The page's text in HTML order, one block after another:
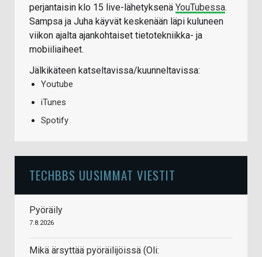
perjantaisin klo 15 live-lähetyksenä YouTubessa.
Sampsa ja Juha käyvät keskenään läpi kuluneen
viikon ajalta ajankohtaiset tietotekniikka- ja
mobiiliaiheet.
Jälkikäteen katseltavissa/kuunneltavissa:
Youtube
iTunes
Spotify
TECHBBS UUSIMMAT VIESTIT
Pyöräily
7.8.2026
Mikä ärsyttää pyöräilijöissä (Oli: